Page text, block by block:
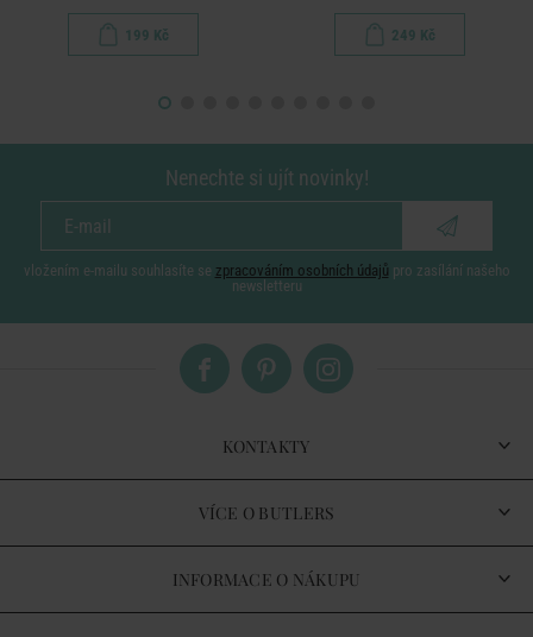
199 Kč 249 Kč
Nenechte si ujít novinky!
vložením e-mailu souhlasíte se zpracováním osobních údajů pro zasílání našeho
newsletteru
KONTAKTY
VÍCE O BUTLERS
INFORMACE O NÁKUPU